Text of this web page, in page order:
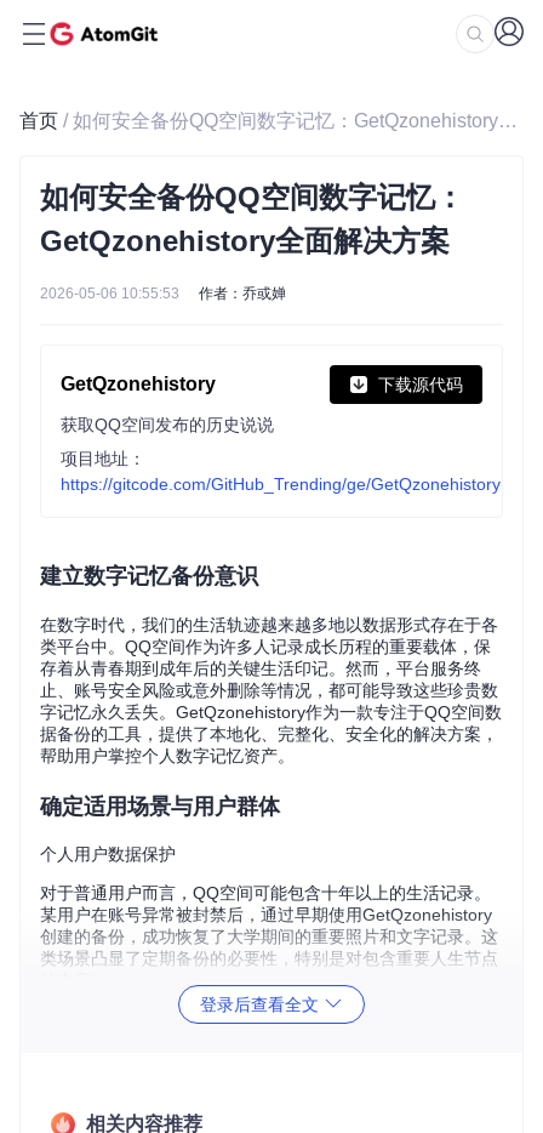
首页 / 如何安全备份QQ空间数字记忆：GetQzonehistory全面解决方案
如何安全备份QQ空间数字记忆：
GetQzonehistory全面解决方案
2026-05-06 10:55:53 作者：乔或婵
GetQzonehistory 下载源代码
获取QQ空间发布的历史说说
项目地址：
https://gitcode.com/GitHub_Trending/ge/GetQzonehistory
建立数字记忆备份意识
在数字时代，我们的生活轨迹越来越多地以数据形式存在于各
类平台中。QQ空间作为许多人记录成长历程的重要载体，保
存着从青春期到成年后的关键生活印记。然而，平台服务终
止、账号安全风险或意外删除等情况，都可能导致这些珍贵数
字记忆永久丢失。GetQzonehistory作为一款专注于QQ空间数
据备份的工具，提供了本地化、完整化、安全化的解决方案，
帮助用户掌控个人数字记忆资产。
确定适用场景与用户群体
个人用户数据保护
对于普通用户而言，QQ空间可能包含十年以上的生活记录。
某用户在账号异常被封禁后，通过早期使用GetQzonehistory
创建的备份，成功恢复了大学期间的重要照片和文字记录。这
类场景凸显了定期备份的必要性，特别是对包含重要人生节点
内容创作者资产管理
留了所有互动数据和发布时间戳。
登录后查看全文
相关内容推荐